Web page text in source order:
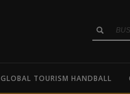
GLOBAL TOURISM HANDBALL